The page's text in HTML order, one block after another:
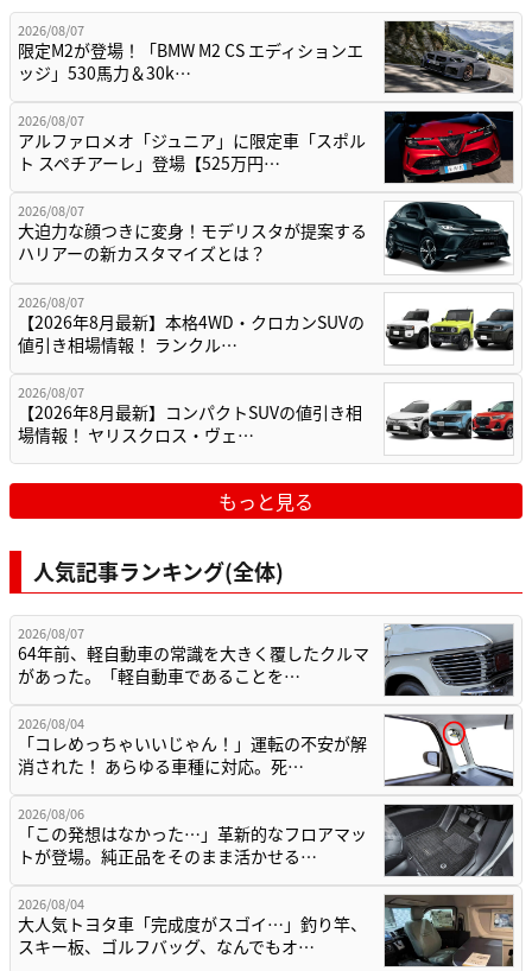
2026/08/07
限定M2が登場！「BMW M2 CS エディションエ
ッジ」530馬力＆30k…
2026/08/07
アルファロメオ「ジュニア」に限定車「スポル
ト スペチアーレ」登場【525万円…
2026/08/07
大迫力な顔つきに変身！モデリスタが提案する
ハリアーの新カスタマイズとは？
2026/08/07
【2026年8月最新】本格4WD・クロカンSUVの
値引き相場情報！ ランクル…
2026/08/07
【2026年8月最新】コンパクトSUVの値引き相
場情報！ ヤリスクロス・ヴェ…
もっと見る
人気記事ランキング(全体)
2026/08/07
64年前、軽自動車の常識を大きく覆したクルマ
があった。「軽自動車であることを…
2026/08/04
「コレめっちゃいいじゃん！」運転の不安が解
消された！ あらゆる車種に対応。死…
2026/08/06
「この発想はなかった…」革新的なフロアマッ
トが登場。純正品をそのまま活かせる…
2026/08/04
大人気トヨタ車「完成度がスゴイ…」釣り竿、
スキー板、ゴルフバッグ、なんでもオ…